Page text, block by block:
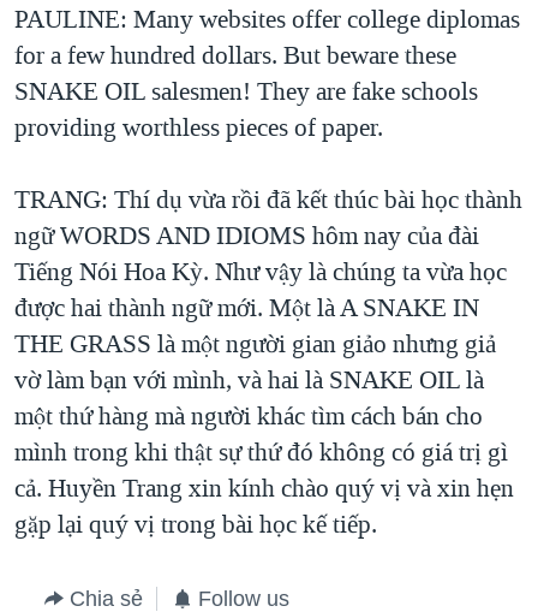
PAULINE: Many websites offer college diplomas
for a few hundred dollars. But beware these
SNAKE OIL salesmen! They are fake schools
providing worthless pieces of paper.
TRANG: Thí dụ vừa rồi đã kết thúc bài học thành
ngữ WORDS AND IDIOMS hôm nay của đài
Tiếng Nói Hoa Kỳ. Như vậy là chúng ta vừa học
được hai thành ngữ mới. Một là A SNAKE IN
THE GRASS là một người gian giảo nhưng giả
vờ làm bạn với mình, và hai là SNAKE OIL là
một thứ hàng mà người khác tìm cách bán cho
mình trong khi thật sự thứ đó không có giá trị gì
cả. Huyền Trang xin kính chào quý vị và xin hẹn
gặp lại quý vị trong bài học kế tiếp.
Chia sẻ Follow us